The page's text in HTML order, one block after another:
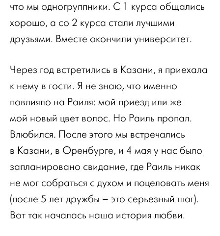
что мы одногруппники. С 1 курса общались
хорошо, а со 2 курса стали лучшими
друзьями. Вместе окончили университет.
Через год встретились в Казани, я приехала
к нему в гости. Я не знаю, что именно
повлияло на Раиля: мой приезд или же
мой новый цвет волос. Но Раиль пропал.
Влюбился. После этого мы встречались
в Казани, в Оренбурге, и 4 мая у нас было
запланировано свидание, где Раиль никак
не мог собраться с духом и поцеловать меня
(после 5 лет дружбы – это серьезный шаг).
Вот так началась наша история любви.